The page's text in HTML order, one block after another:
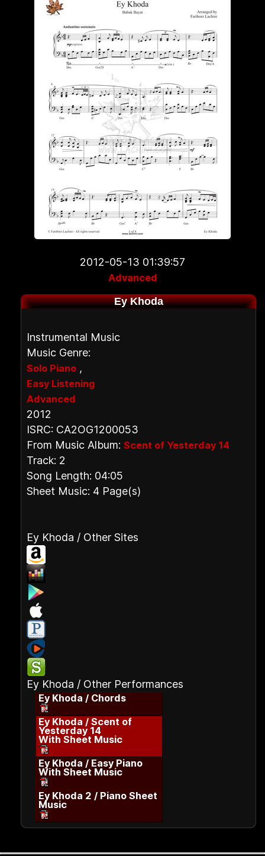
2012-05-13 01:39:57
Advanced
Ey Khoda
Instrumental Music
Music Genre:
Solo Piano ,
Easy Listening
Advanced
2012
ISRC: CA2OG1200053
From Music Album: Scent of Yesterday 14
Track: 2
Song Length: 04:05
Sheet Music: 4 Page(s)
Ey Khoda / Other Sites
Ey Khoda / Other Performances
Ey Khoda / Chords
Ey Khoda / Scent of
Yesterday 14
With Sheet Music
Ey Khoda / Easy Piano
With Sheet Music
Ey Khoda 2 / Piano Sheet
Music